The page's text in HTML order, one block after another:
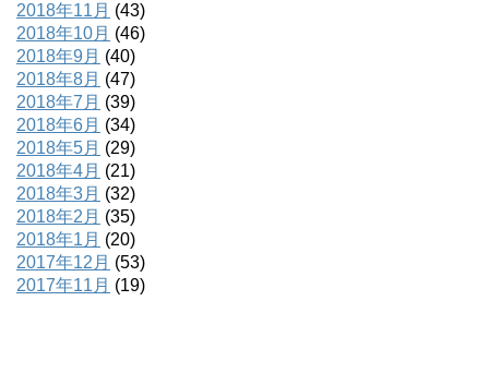
2018年11月 (43)
2018年10月 (46)
2018年9月 (40)
2018年8月 (47)
2018年7月 (39)
2018年6月 (34)
2018年5月 (29)
2018年4月 (21)
2018年3月 (32)
2018年2月 (35)
2018年1月 (20)
2017年12月 (53)
2017年11月 (19)